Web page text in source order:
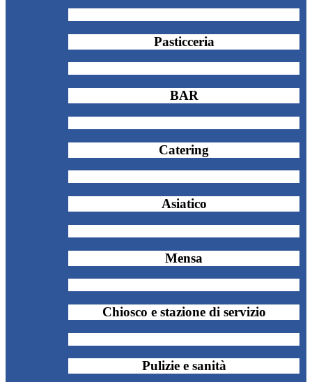
Pasticceria
BAR
Catering
Asiatico
Mensa
Chiosco e stazione di servizio
Pulizie e sanità